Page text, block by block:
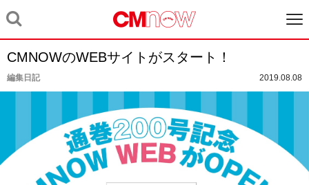
CMNOWのWEBサイトがスタート！
編集日記 2019.08.08